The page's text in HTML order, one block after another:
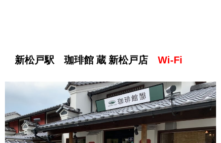
新松戸駅 珈琲館 蔵 新松戸店 Wi-Fi